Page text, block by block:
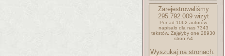
Zarejestrowaliśmy
295.792.009wizyt
Ponad 1062 autorów
napisało dla nas 7343
tekstów. Zajęłyby one 28930
stron A4
Wyszukaj na stronach: